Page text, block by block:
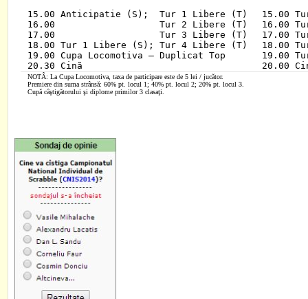
15.00 Anticipatie (S);  Tur 1 Libere (T)
16.00                   Tur 2 Libere (T)
17.00                   Tur 3 Libere (T)
18.00 Tur 1 Libere (S); Tur 4 Libere (T)
19.00 Cupa Locomotiva – Duplicat Top
15.00
16.00
17.00
18.00
19.00
20.00
NOTÂ: La Cupa Locomotiva, taxa de participare este de 5 lei / jucător.
Premiere din suma strânsă: 60% pt. locul 1; 40% pt. locul 2; 20% pt. locul 3.
Cupă câştigătorului şi diplome primilor 3 clasaţi.